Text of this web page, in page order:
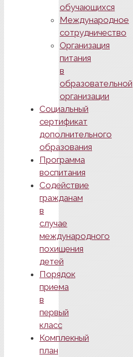
обучающихся
Международное
сотрудничество
Организация
питания
в
образовательной
организации
Социальный
сертификат
дополнительного
образования
Программа
воспитания
Содействие
гражданам
в
случае
международного
похищения
детей
Порядок
приема
в
первый
класс
Комплекный
план